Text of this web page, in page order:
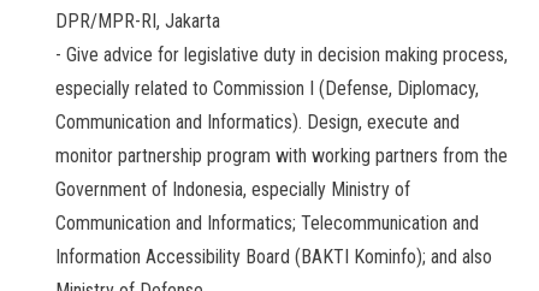
DPR/MPR-RI, Jakarta
- Give advice for legislative duty in decision making process,
especially related to Commission I (Defense, Diplomacy,
Communication and Informatics). Design, execute and
monitor partnership program with working partners from the
Government of Indonesia, especially Ministry of
Communication and Informatics; Telecommunication and
Information Accessibility Board (BAKTI Kominfo); and also